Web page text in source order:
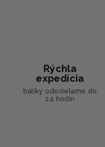
Rýchla
expedícia
balíky odosielame do
24 hodín